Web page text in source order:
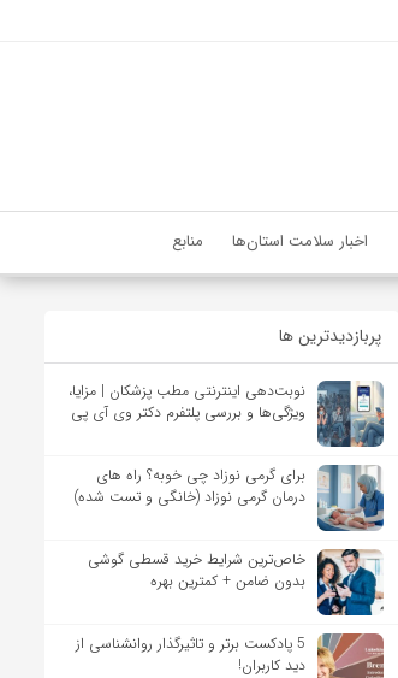
اخبار سلامت استان‌ها منابع
پربازدیدترین ها
نوبت‌دهی اینترنتی مطب پزشکان | مزایا،
ویژگی‌ها و بررسی پلتفرم دکتر وی آی پی
برای گرمی نوزاد چی خوبه؟ راه های
درمان گرمی نوزاد (خانگی و تست شده)
خاص‌ترین شرایط خرید قسطی گوشی
بدون ضامن + کمترین بهره
5 پادکست برتر و تاثیرگذار روانشناسی از
دید کاربران!